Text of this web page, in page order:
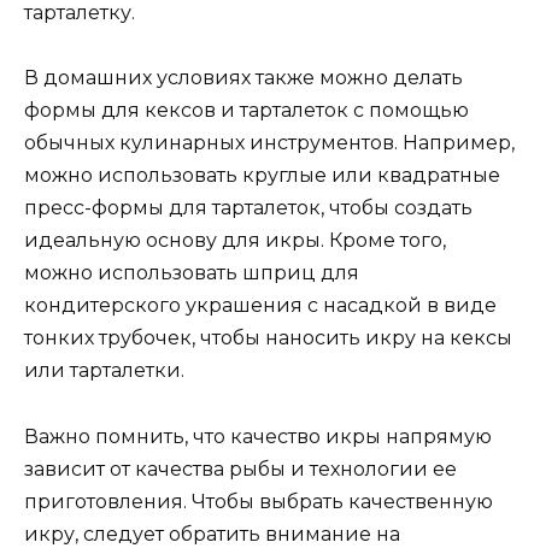
тарталетку.
В домашних условиях также можно делать
формы для кексов и тарталеток с помощью
обычных кулинарных инструментов. Например,
можно использовать круглые или квадратные
пресс-формы для тарталеток, чтобы создать
идеальную основу для икры. Кроме того,
можно использовать шприц для
кондитерского украшения с насадкой в виде
тонких трубочек, чтобы наносить икру на кексы
или тарталетки.
Важно помнить, что качество икры напрямую
зависит от качества рыбы и технологии ее
приготовления. Чтобы выбрать качественную
икру, следует обратить внимание на